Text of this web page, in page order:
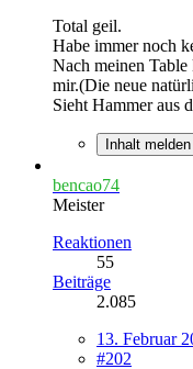
Total geil.
Habe immer noch
Nach meinen
mir.(Die neue
Sieht Hammer aus
Inhalt melden
bencao74
Meister
Reaktionen
55
Beiträge
2.085
13. Februar
#202